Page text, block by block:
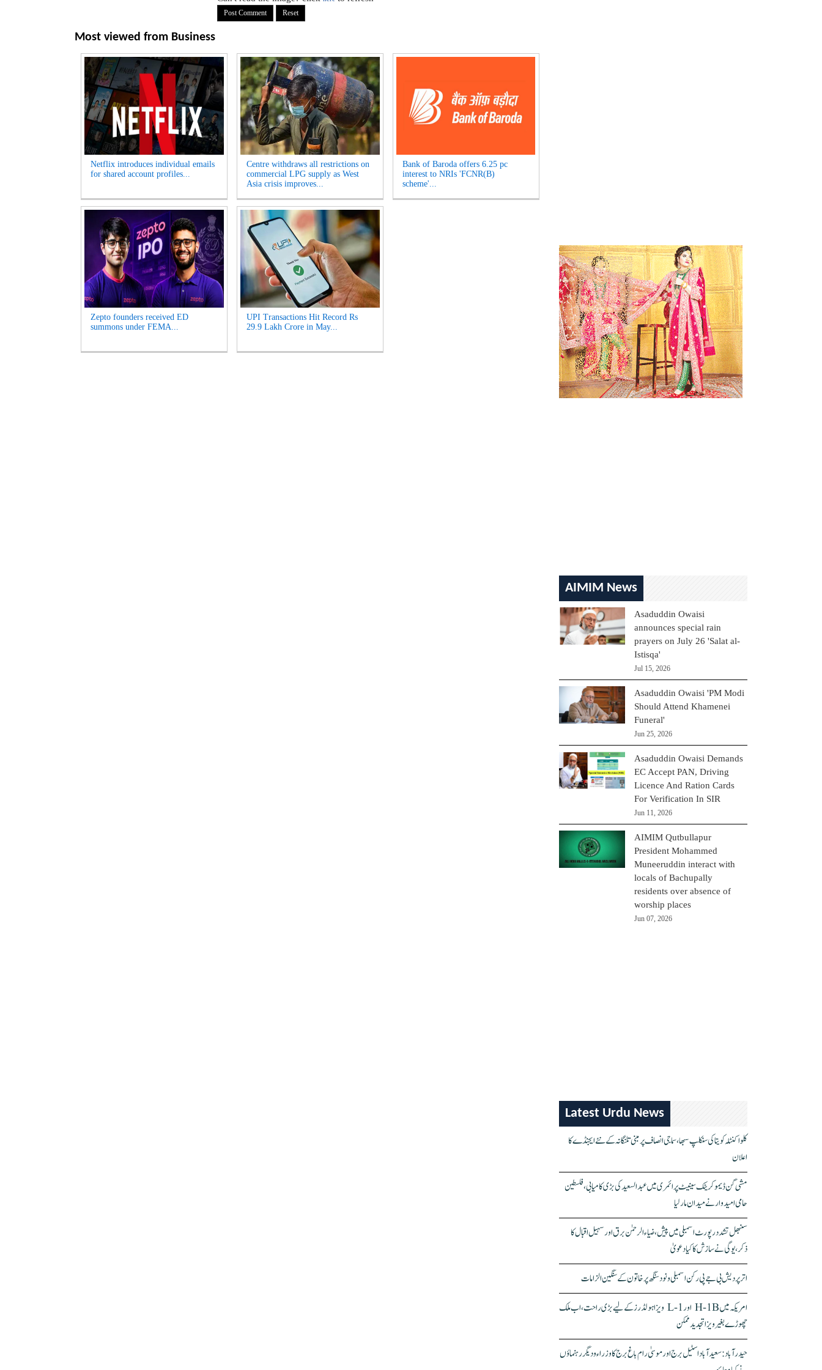
Most viewed from Business
Netflix introduces individual emails
for shared account profiles...
Centre withdraws all restrictions on
commercial LPG supply as West
Asia crisis improves...
Bank of Baroda offers 6.25 pc
interest to NRIs 'FCNR(B)
scheme'...
Zepto founders received ED
summons under FEMA...
UPI Transactions Hit Record Rs
29.9 Lakh Crore in May...
AIMIM News
Asaduddin Owaisi
announces special rain
prayers on July 26 'Salat al-
Istisqa'
Jul 15, 2026
Asaduddin Owaisi 'PM Modi
Should Attend Khamenei
Funeral'
Jun 25, 2026
Asaduddin Owaisi Demands
EC Accept PAN, Driving
Licence And Ration Cards
For Verification In SIR
Jun 11, 2026
AIMIM Qutbullapur
President Mohammed
Muneeruddin interact with
locals of Bachupally
residents over absence of
worship places
Jun 07, 2026
Latest Urdu News
کلواکنٹلہ کویتا کی سنکلپ سبھا، سماجی انصاف پر مبنی تلنگانہ کے نئے ایجنڈے کا
اعلان
مشی گن ڈیموکریٹک سینیٹ پرائمری میں عبدالسعید کی بڑی کامیابی، فلسطین
حامی امیدوار نے میدان مار لیا
سنبھل تشدد رپورٹ اسمبلی میں پیش، ضیاء الرحمٰن برق اور سہیل اقبال کا
ذکر، یوگی نے سازش کا کیا دعویٰ
اتر پردیش بی جے پی رکن اسمبلی ونود سنگھ پر خاتون کے سنگین الزامات
امریکہ میں H-1B اور L-1 ویزا ہولڈرز کے لیے بڑی راحت، اب ملک
چھوڑے بغیر ویزا تجدید ممکن
حیدرآباد: سعیدآباد اسٹیل برج اور موسیٰ رام باغ برج کا وزراء و دیگر رہنماؤں